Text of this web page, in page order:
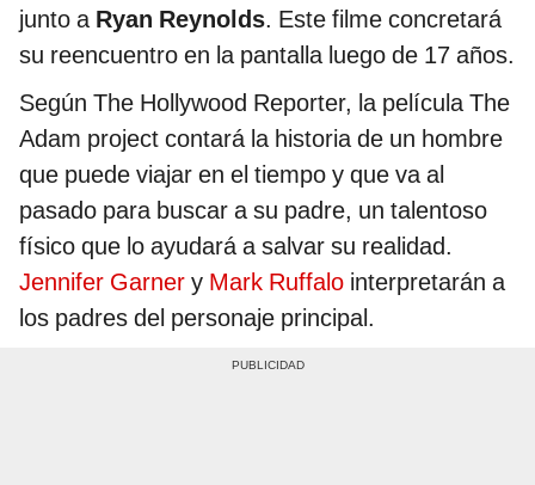
junto a Ryan Reynolds. Este filme concretará
su reencuentro en la pantalla luego de 17 años.
Según The Hollywood Reporter, la película The
Adam project contará la historia de un hombre
que puede viajar en el tiempo y que va al
pasado para buscar a su padre, un talentoso
físico que lo ayudará a salvar su realidad.
Jennifer Garner y Mark Ruffalo interpretarán a
los padres del personaje principal.